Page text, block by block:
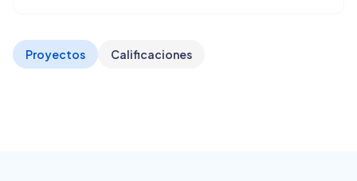
Proyectos Calificaciones